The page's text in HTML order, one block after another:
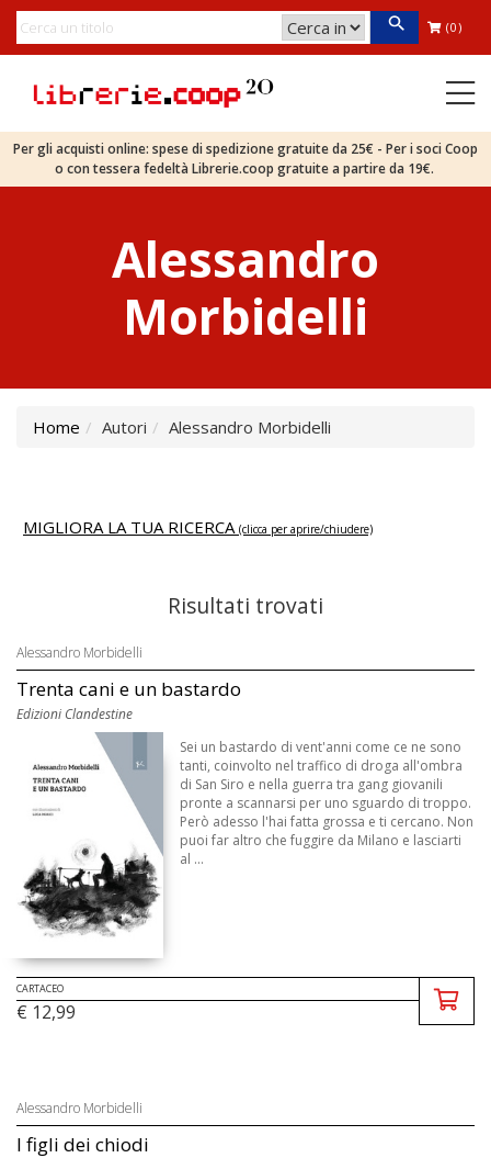
(0)
Per gli acquisti online: spese di spedizione gratuite da 25€ - Per i soci Coop
o con tessera fedeltà Librerie.coop gratuite a partire da 19€.
Alessandro
Morbidelli
Home Autori Alessandro Morbidelli
MIGLIORA LA TUA RICERCA (clicca per aprire/chiudere)
Risultati trovati
Alessandro Morbidelli
Trenta cani e un bastardo
Edizioni Clandestine
Sei un bastardo di vent'anni come ce ne sono
tanti, coinvolto nel traffico di droga all'ombra
di San Siro e nella guerra tra gang giovanili
pronte a scannarsi per uno sguardo di troppo.
Però adesso l'hai fatta grossa e ti cercano. Non
puoi far altro che fuggire da Milano e lasciarti
al ...
CARTACEO
€ 12,99
Alessandro Morbidelli
I figli dei chiodi